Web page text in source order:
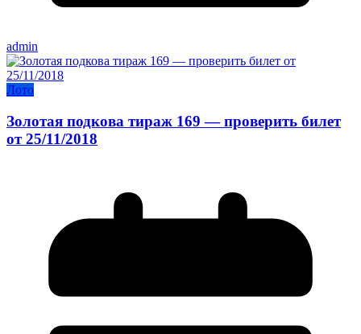
admin
Лото
Золотая подкова тираж 169 — проверить билет
от 25/11/2018